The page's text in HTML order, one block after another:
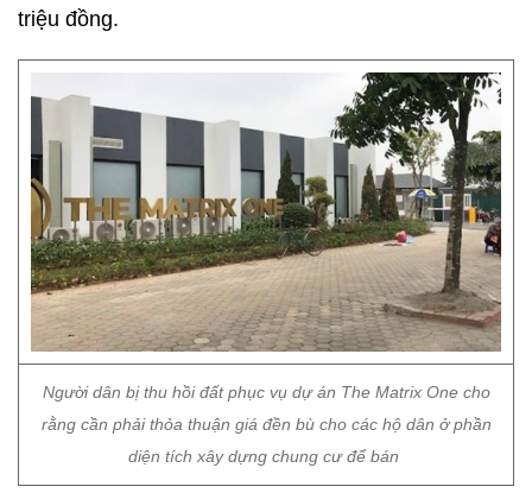
triệu đồng.
Người dân bị thu hồi đất phục vụ dự án The Matrix One cho
rằng cần phải thỏa thuận giá đền bù cho các hộ dân ở phần
diện tích xây dựng chung cư để bán